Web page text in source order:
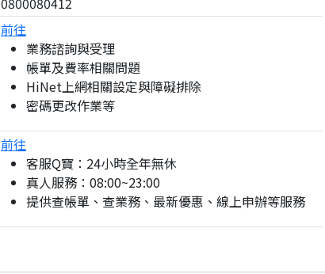
前往
業務諮詢與受理
帳單及費率相關問題
HiNet上網相關設定與障礙排除
密碼更改作業等
前往
客服Q寶：24小時全年無休
真人服務：08:00~23:00
提供查帳單、查業務、最新優惠、線上申辦等服務